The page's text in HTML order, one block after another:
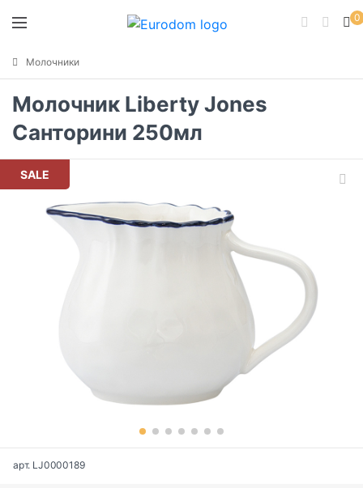
0
Молочники
Молочник Liberty Jones
Санторини 250мл
SALE
арт. LJ0000189